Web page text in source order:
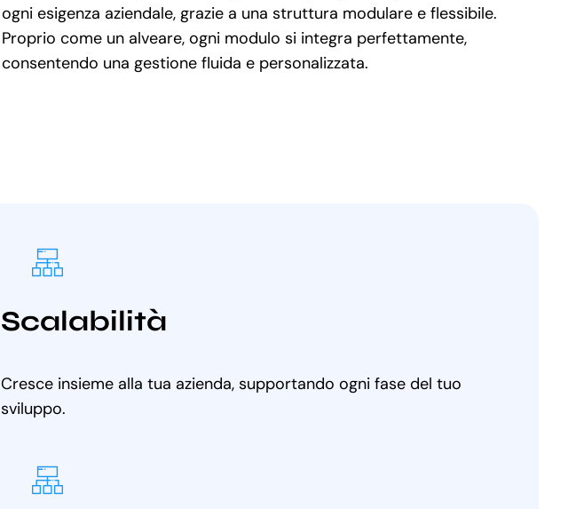
ogni esigenza aziendale, grazie a una struttura modulare e flessibile.
Proprio come un alveare, ogni modulo si integra perfettamente,
consentendo una gestione fluida e personalizzata.
Scalabilità
Cresce insieme alla tua azienda, supportando ogni fase del tuo
sviluppo.